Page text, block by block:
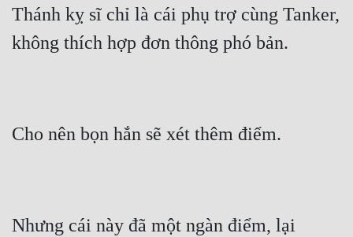
Thánh kỵ sĩ chỉ là cái phụ trợ cùng Tanker,
không thích hợp đơn thông phó bản.
Cho nên bọn hắn sẽ xét thêm điểm.
Nhưng cái này đã một ngàn điểm, lại